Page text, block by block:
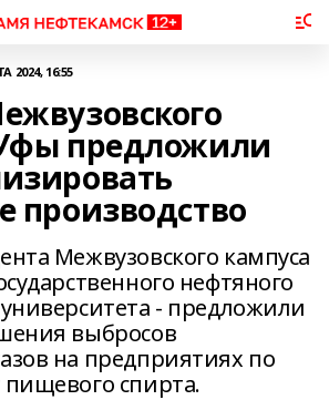
2024, 16:55
предложили
производство
Межвузовского кампуса
нефтяного
- предложили
выбросов
на предприятиях по
пищевого спирта.